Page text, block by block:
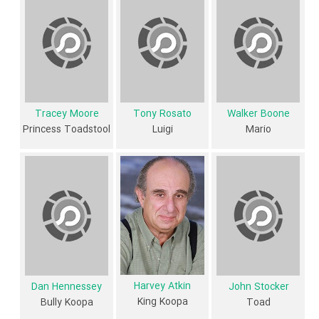
کارگردان و بازیگران
از نظر تاریخچه فعالیت کارگردان و بازیگران سریال The Adventures of
Super Mario Bros. 3 نیز آمارها و نکات جذابی را می‌توان بیان کرد.
متوسط فعالیت 2ام بازیگران این اثر است. براساس امتیاز مردم سریال The
Adventures of Super Mario Bros. 3 یکی از 4 اثر شاخص
Rosatoدر حرفه بازیگری محسوب می‌شود.
فعالیت جدی بازیگری خود را در این اثر تجربه کرده‌اند، در واقع در The
Adventures of Super Mario Bros. 3 4 سریال اولی بوده‌اند:
Tracey
Moore،Michael Stark James Rankin وTabitha St. Germain
کارگردان The Adventures of Super Mario
Bros. 3 اولین همکاری خود با بازیگرانی چون
John Stocker
Hennesseyو Gordon Mastenرا در این اثر تجربه کرده است. در میان
Walker Boone
Mario
Tony Rosato
Luigi
Tracey Moore
Princess Toadstool
John Stocker
Toad
Harvey Atkin
King Koopa
Dan Hennessey
Bully Koopa